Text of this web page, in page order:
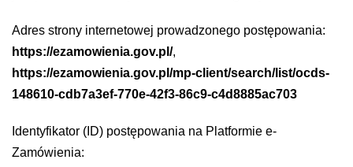
Adres strony internetowej prowadzonego postępowania:
https://ezamowienia.gov.pl/,
https://ezamowienia.gov.pl/mp-client/search/list/ocds-
148610-cdb7a3ef-770e-42f3-86c9-c4d8885ac703
Identyfikator (ID) postępowania na Platformie e-
Zamówienia: